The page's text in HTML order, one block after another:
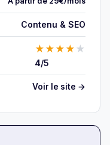
Contenu & SEO
★ ★ ★ ★ ★
4/5
Voir le site →